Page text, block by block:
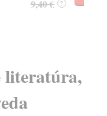
literatúra,